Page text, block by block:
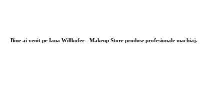
Bine ai venit pe Iana Willkofer - Makeup Store produse profesionale machiaj.